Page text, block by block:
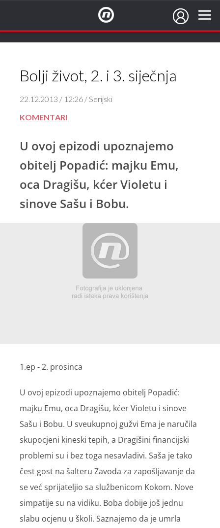
Bolji život, 2. i 3. siječnja
22.12.2013 / 12:26 / Serijski
KOMENTARI
U ovoj epizodi upoznajemo
obitelj Popadić: majku Emu,
oca Dragišu, kćer Violetu i
sinove Sašu i Bobu.
1.ep - 2. prosinca
U ovoj epizodi upoznajemo obitelj Popadić:
majku Emu, oca Dragišu, kćer Violetu i sinove
Sašu i Bobu. U sveukupnoj gužvi Ema je naručila
skupocjeni kineski tepih, a Dragišini financijski
problemi su i bez toga nesavladivi. Saša je tako
čest gost na šalteru Zavoda za zapošljavanje da
se već sprijateljio sa službenicom Kokom. Nove
simpatije su na vidiku. Boba dobije još jednu
slabu ocjenu u školi. Saznajemo da je umrla